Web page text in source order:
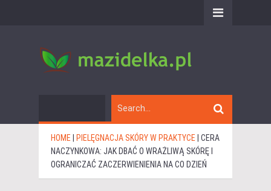
HOME PIELĘGNACJA SKÓRY W PRAKTYCE
CERA
NACZYNKOWA: JAK DBAĆ O WRAŻLIWĄ SKÓRĘ I
OGRANICZAĆ ZACZERWIENIENIA NA CO DZIEŃ